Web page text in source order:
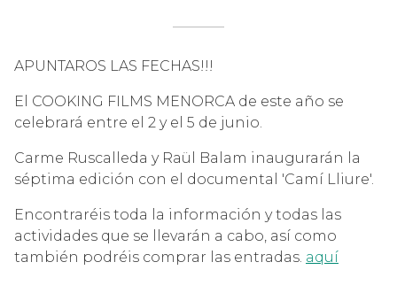
APUNTAROS LAS FECHAS!!!
El COOKING FILMS MENORCA de este año se
celebrará entre el 2 y el 5 de junio.
Carme Ruscalleda y Raül Balam inaugurarán la
séptima edición con el documental 'Camí Lliure'.
Encontraréis toda la información y todas las
actividades que se llevarán a cabo, así como
también podréis comprar las entradas. aquí